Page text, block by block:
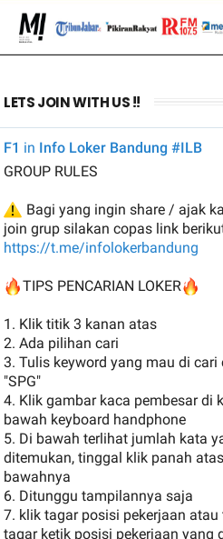
LETS JOIN WITH US !!